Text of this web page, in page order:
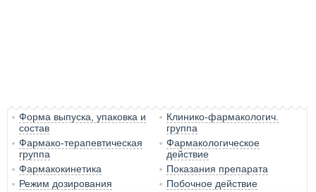
Форма выпуска, упаковка и
состав
Клинико-фармакологич.
группа
Фармако-терапевтическая
группа
Фармакологическое
действие
Фармакокинетика
Показания препарата
Режим дозирования
Побочное действие